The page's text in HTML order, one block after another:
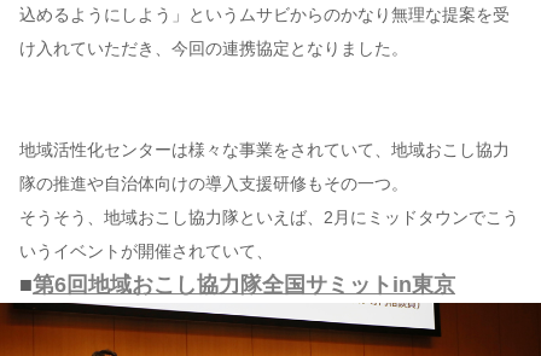
込めるようにしよう」というムサビからのかなり無理な提案を受
け入れていただき、今回の連携協定となりました。
地域活性化センターは様々な事業をされていて、地域おこし協力
隊の推進や自治体向けの導入支援研修もその一つ。
そうそう、地域おこし協力隊といえば、2月にミッドタウンでこう
いうイベントが開催されていて、
■第6回地域おこし協力隊全国サミットin東京